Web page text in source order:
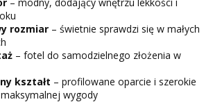
rozmiar – świetnie sprawdzi się w małych
– fotel do samodzielnego złożenia w
kształt – profilowane oparcie i szerokie
wygody